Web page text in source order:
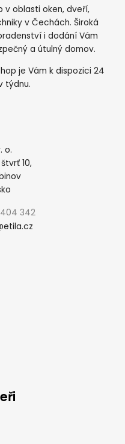
v oblasti oken, dveří,
v Čechách. Široká
i dodání Vám
a útulný domov.
je Vám k dispozici 24
týdnu.
o.
10,
342